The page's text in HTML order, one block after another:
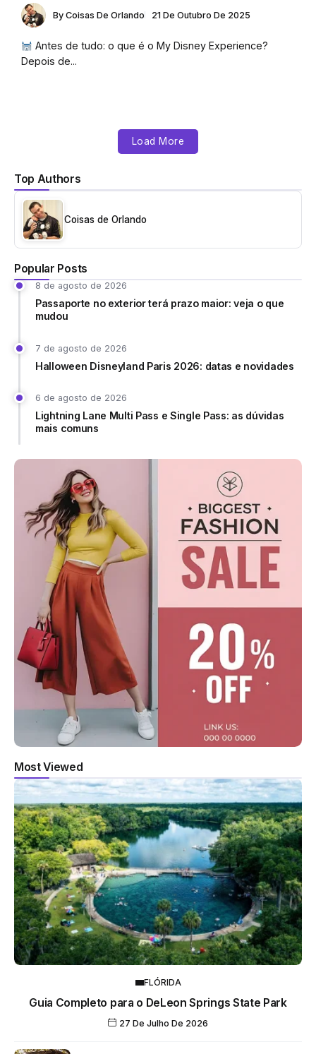
Top Authors
Coisas de Orlando
Popular Posts
8 de agosto de 2026
Passaporte no exterior terá prazo maior: veja o que
mudou
7 de agosto de 2026
Halloween Disneyland Paris 2026: datas e novidades
6 de agosto de 2026
Lightning Lane Multi Pass e Single Pass: as dúvidas
mais comuns
By Coisas De Orlando 21 De Outubro De 2025
Antes de tudo: o que é o My Disney Experience?
Depois de...
Load More
Most Viewed
FLÓRIDA
Guia Completo para o DeLeon Springs State Park
27 De Julho De 2026